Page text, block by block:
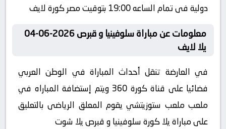
دولية فى تمام الساعه 19:00 بتوقيت مصر كورة لايف
معلومات عن مباراة سلوفينيا و قبرص 2026-06-04
يلا لايف
في العارضة تنقل أحداث المباراة في الوطن العربي
فضائيا على قناة كورة 360 ويتم إستضافة المباراه في
ملعب ملعب ستوزيتشي يقوم المعلق الرياضى بالتعليق
على مباراة يلا كورة سلوفينيا و قبرص يلا شوت